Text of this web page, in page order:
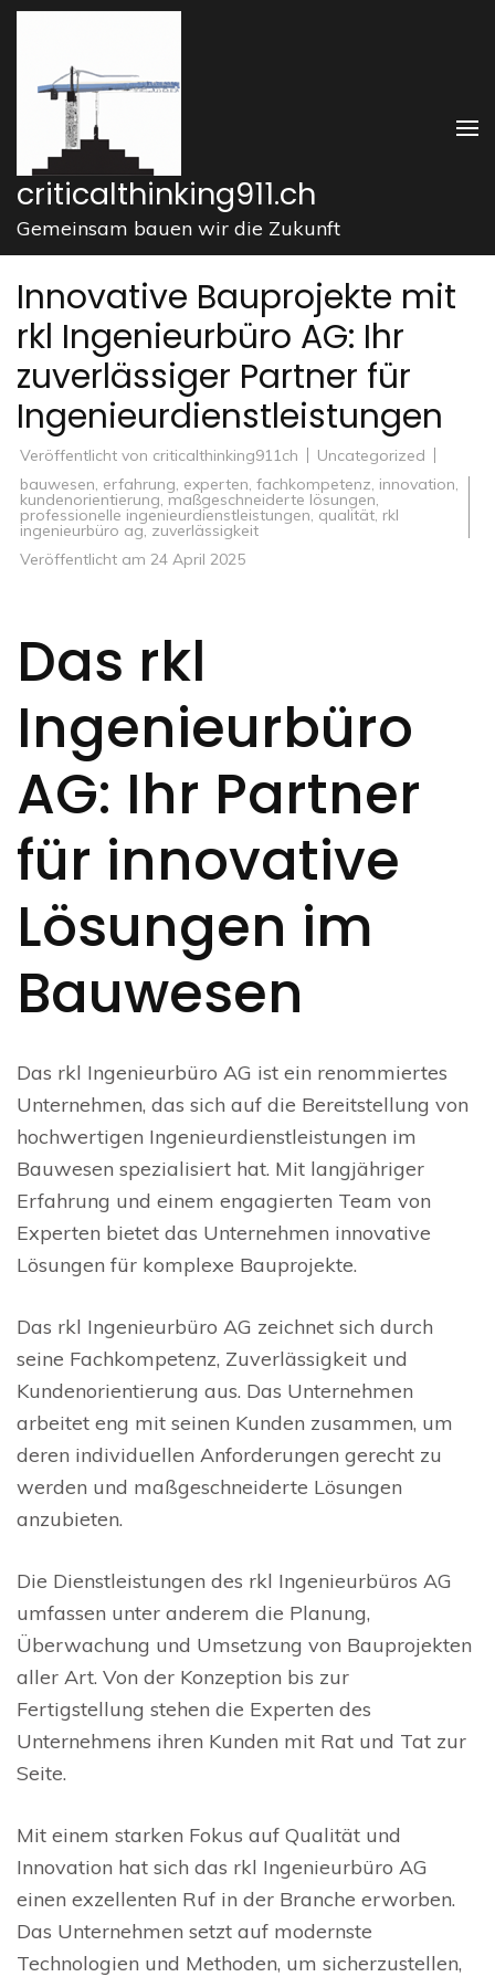
Zum
springen
drücken)
criticalthinking911.ch
Gemeinsam bauen wir die Zukunft
Innovative Bauprojekte mit
rkl Ingenieurbüro AG: Ihr
zuverlässiger Partner für
Ingenieurdienstleistungen
Veröffentlicht von criticalthinking911ch
Uncategorized
bauwesen, erfahrung, experten, fachkompetenz, innovation,
kundenorientierung, maßgeschneiderte lösungen,
professionelle ingenieurdienstleistungen, qualität, rkl
ingenieurbüro ag, zuverlässigkeit
Veröffentlicht am 24 April 2025
Das rkl
Ingenieurbüro
AG: Ihr Partner
für innovative
Lösungen im
Bauwesen
Das rkl Ingenieurbüro AG ist ein renommiertes
Unternehmen, das sich auf die Bereitstellung von
hochwertigen Ingenieurdienstleistungen im
Bauwesen spezialisiert hat. Mit langjähriger
Erfahrung und einem engagierten Team von
Experten bietet das Unternehmen innovative
Lösungen für komplexe Bauprojekte.
Das rkl Ingenieurbüro AG zeichnet sich durch
seine Fachkompetenz, Zuverlässigkeit und
Kundenorientierung aus. Das Unternehmen
arbeitet eng mit seinen Kunden zusammen, um
deren individuellen Anforderungen gerecht zu
werden und maßgeschneiderte Lösungen
anzubieten.
Die Dienstleistungen des rkl Ingenieurbüros AG
umfassen unter anderem die Planung,
Überwachung und Umsetzung von Bauprojekten
aller Art. Von der Konzeption bis zur
Fertigstellung stehen die Experten des
Unternehmens ihren Kunden mit Rat und Tat zur
Seite.
Mit einem starken Fokus auf Qualität und
Innovation hat sich das rkl Ingenieurbüro AG
einen exzellenten Ruf in der Branche erworben.
Das Unternehmen setzt auf modernste
Technologien und Methoden, um sicherzustellen,